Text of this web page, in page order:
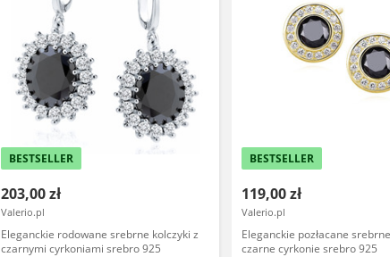
BESTSELLER
203,00 zł
Valerio.pl
Eleganckie rodowane srebrne kolczyki z
czarnymi cyrkoniami srebro 925
BESTSELLER
119,00 zł
Valerio.pl
Eleganckie pozłacane
czarne cyrkonie srebro 925